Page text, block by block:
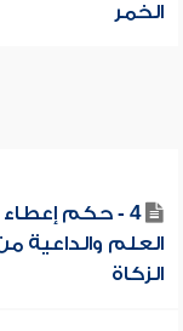
الخمر
4 - حكم
العلم والداعية
الزكاة